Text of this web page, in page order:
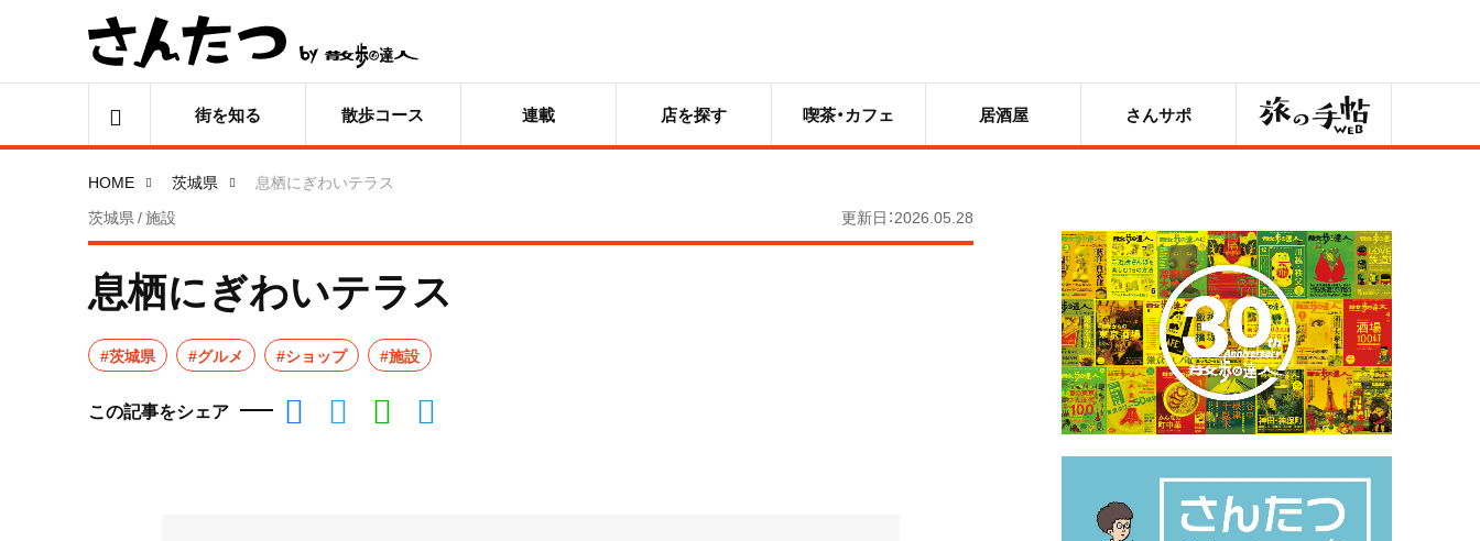
街を知る 散歩コース 連載 店を探す 喫茶・カフェ 居酒屋 さんサポ 旅の手帖
HOME 茨城県
息栖にぎわいテラス
茨城県 / 施設
更新日：2026.05.28
息栖にぎわいテラス
#茨城県 #グルメ #ショップ #施設
この記事をシェア